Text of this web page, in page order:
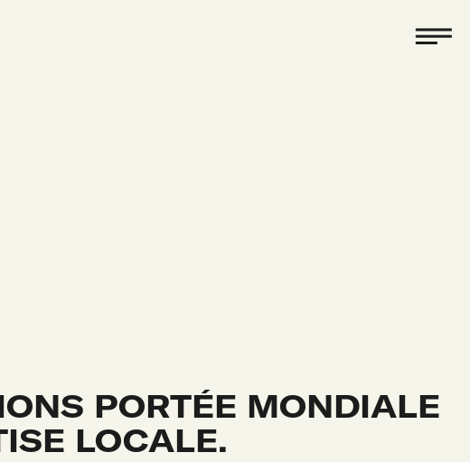
PORTÉE MONDIALE
LOCALE.